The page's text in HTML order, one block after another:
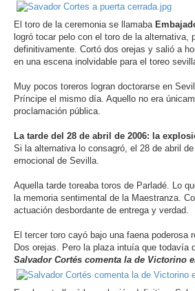
El toro de la ceremonia se llamaba
logró tocar pelo con el toro de la alternativa,
definitivamente. Cortó dos orejas y salió a
en una escena inolvidable para el toreo
Muy pocos toreros logran doctorarse en
Príncipe el mismo día. Aquello no era
proclamación pública.
La tarde del 28 de abril de 2006: la
Si la alternativa lo consagró, el 28 de abril
emocional de Sevilla.
Aquella tarde toreaba toros de Parladé. Lo
la memoria sentimental de la Maestranza.
actuación desbordante de entrega y verdad.
El tercer toro cayó bajo una faena poderosa
Dos orejas. Pero la plaza intuía que todavía
Salvador Cortés comenta la de Victorino